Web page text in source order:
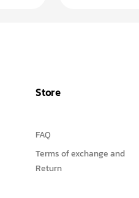
Store
FAQ
Terms of exchange and
Return